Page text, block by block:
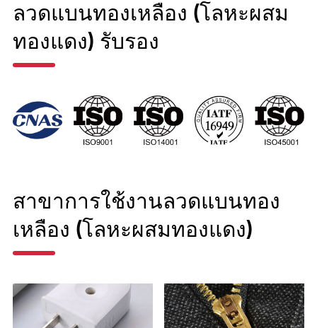
ลวดแบนทองเหลือง (โลหะผสม
ทองแดง) รับรอง
สาขาการใช้งานลวดแบนทอง
เหลือง (โลหะผสมทองแดง)